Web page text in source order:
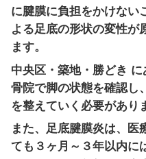
生じる疾患のこ
原因はさまざま
るキュアメディ
本的な問題を解
足底腱膜炎は、